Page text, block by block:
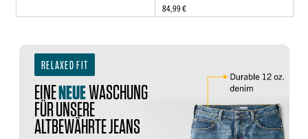
84,99 €
RELAXED FIT
EINENEUEWASCHUNG
FÜR UNSERE
ALTBEWÄHRTE JEANS